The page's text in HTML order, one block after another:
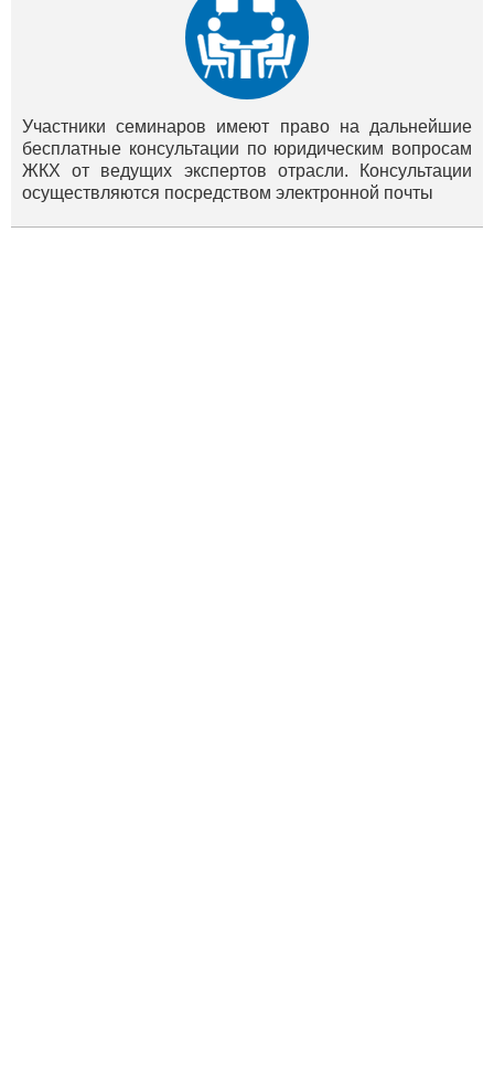
Участники семинаров имеют право на дальнейшие
бесплатные консультации по юридическим вопросам
ЖКХ от ведущих экспертов отрасли. Консультации
осуществляются посредством электронной почты